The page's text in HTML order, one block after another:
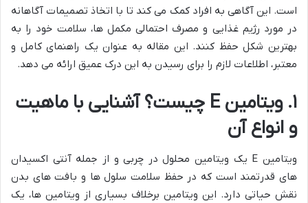
است. این آگاهی به افراد کمک می کند تا با اتخاذ تصمیمات آگاهانه
در مورد رژیم غذایی و مصرف احتمالی مکمل ها، سلامت خود را به
بهترین شکل حفظ کنند. این مقاله به عنوان یک راهنمای کامل و
معتبر، اطلاعات لازم را برای رسیدن به این درک عمیق ارائه می دهد.
۱. ویتامین E چیست؟ آشنایی با ماهیت
و انواع آن
ویتامین E یک ویتامین محلول در چربی و از جمله آنتی اکسیدان
های قدرتمند است که در حفظ سلامت سلول ها و بافت های بدن
نقش حیاتی دارد. این ویتامین برخلاف بسیاری از ویتامین ها، یک